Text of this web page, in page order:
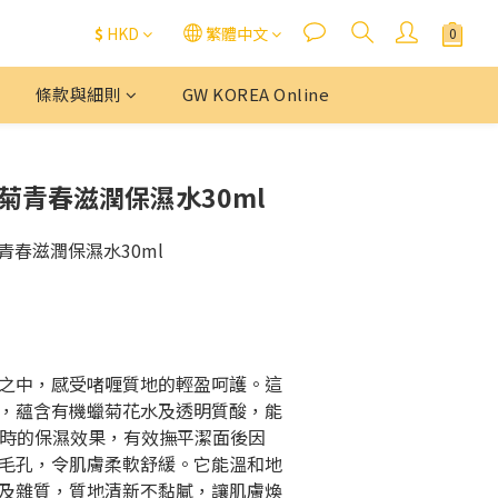
$ HKD 繁體中文
條款與細則 GW KOREA Online
青春滋潤保濕水30ml
春滋潤保濕水30ml
中，感受啫喱質地的輕盈呵護。這
蘊含有機蠟菊花水及透明質酸，能
的保濕效果，有效撫平潔面後因
孔，令肌膚柔軟舒緩。它能溫和地
雜質，質地清新不黏膩，讓肌膚煥